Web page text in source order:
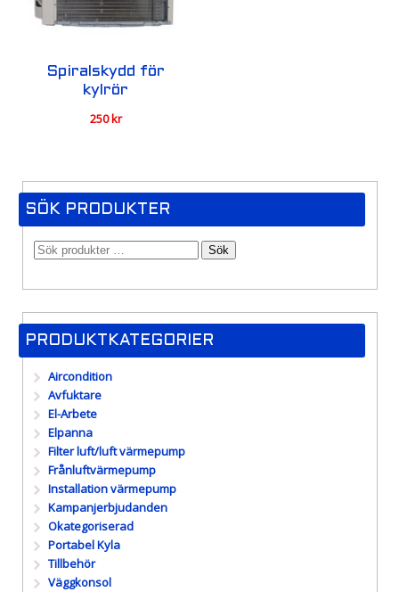
Spiralskydd för
kylrör
250kr
SÖK PRODUKTER
Sök
PRODUKTKATEGORIER
Aircondition
Avfuktare
El-Arbete
Elpanna
Filter luft/luft värmepump
Frånluftvärmepump
Installation värmepump
Kampanjerbjudanden
Okategoriserad
Portabel Kyla
Tillbehör
Väggkonsol